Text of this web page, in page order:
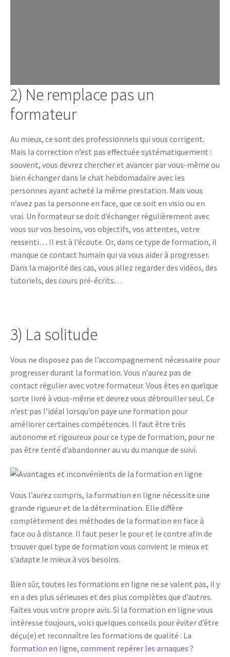
2) Ne remplace pas un
formateur
Au mieux, ce sont des professionnels qui vous corrigent.
Mais la correction n’est pas effectuée systématiquement :
souvent, vous devrez chercher et avancer par vous-même ou
bien échanger dans le chat hebdomadaire avec les
personnes ayant acheté la même prestation. Mais vous
n’avez pas la personne en face, que ce soit en visio ou en
vrai. Un formateur se doit d’échanger régulièrement avec
vous sur vos besoins, vos objectifs, vos attentes, votre
ressenti… Il est à l’écoute. Or, dans ce type de formation, il
manque ce contact humain qui va vous aider à progresser.
Dans la majorité des cas, vous allez regarder des vidéos, des
tutoriels, des cours pré-écrits…
3) La solitude
Vous ne disposez pas de l’accompagnement nécessaire pour
progresser durant la formation. Vous n’aurez pas de
contact régulier avec votre formateur. Vous êtes en quelque
sorte livré à vous-même et devrez vous débrouiller seul. Ce
n’est pas l’idéal lorsqu’on paye une formation pour
améliorer certaines compétences. Il faut être très
autonome et rigoureux pour ce type de formation, pour ne
pas être tenté d’abandonner au vu du manque de suivi.
Vous l’aurez compris, la formation en ligne nécessite une
grande rigueur et de la détermination. Elle diffère
complètement des méthodes de la formation en face à
face ou à distance. Il faut peser le pour et le contre afin de
trouver quel type de formation vous convient le mieux et
s’adapte le mieux à vos besoins.
Bien sûr, toutes les formations en ligne ne se valent pas, il y
en a des plus sérieuses et des plus complètes que d’autres.
Faites vous votre propre avis. Si la formation en ligne vous
intéresse toujours, voici quelques conseils pour éviter d’être
déçu(e) et reconnaître les formations de qualité : La
formation en ligne, comment repérer les arnaques ?